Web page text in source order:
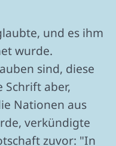
und es ihm
wurde.
sind, diese
Schrift aber,
Nationen aus
verkündigte
zuvor: "In